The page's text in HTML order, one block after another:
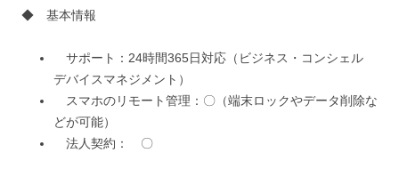
◆ 基本情報
サポート：24時間365日対応（ビジネス・コンシェル
デバイスマネジメント）
スマホのリモート管理：〇（端末ロックやデータ削除な
どが可能）
法人契約： 〇